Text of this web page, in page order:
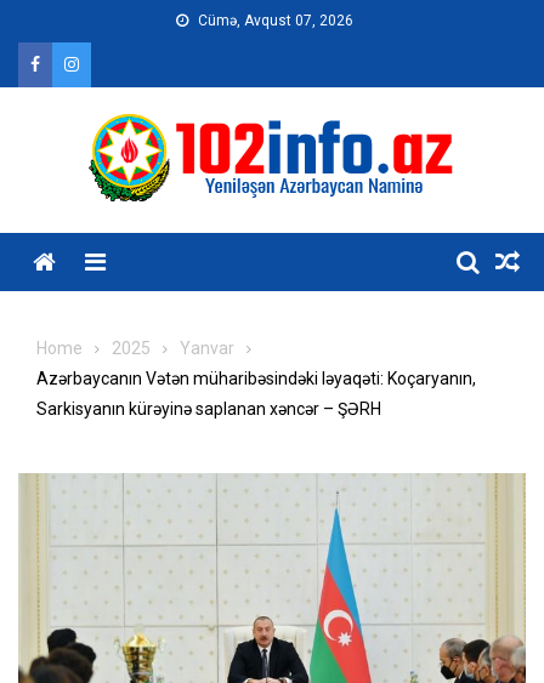
content
Cümə, Avqust 07, 2026
Home 2025
Yanvar
Azərbaycanın Vətən müharibəsindəki ləyaqəti: Koçaryanın,
Sarkisyanın kürəyinə saplanan xəncər – ŞƏRH